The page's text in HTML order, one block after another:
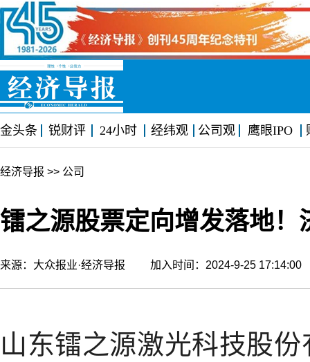
金头条 锐财评 24小时 经纬观 公司观 鹰眼IPO
经济导报 >> 公司
镭之源股票定向增发落地
来源：大众报业·经济导报 加入时间：2024-9-25
山东镭之源激光科技股